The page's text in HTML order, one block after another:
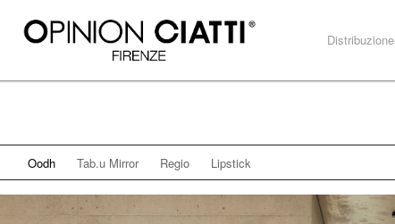
Distribuzione
Oodh Tab.u Mirror Regio Lipstick